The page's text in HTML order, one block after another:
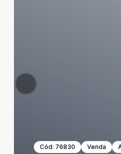
Cód: 76830 Venda